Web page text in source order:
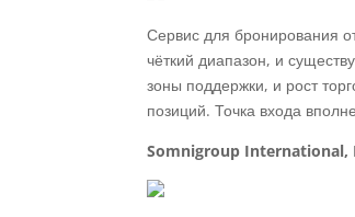
Сервис для бронирования
чёткий диапазон, и
зоны поддержки, и рост
позиций. Точка входа
Somnigroup International,